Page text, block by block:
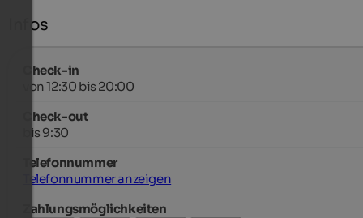
Infos
Check-in
von 12:30 bis 20:00
Check-out
bis 9:30
Telefonnummer
Telefonnummer anzeigen
Zahlungsmöglichkeiten